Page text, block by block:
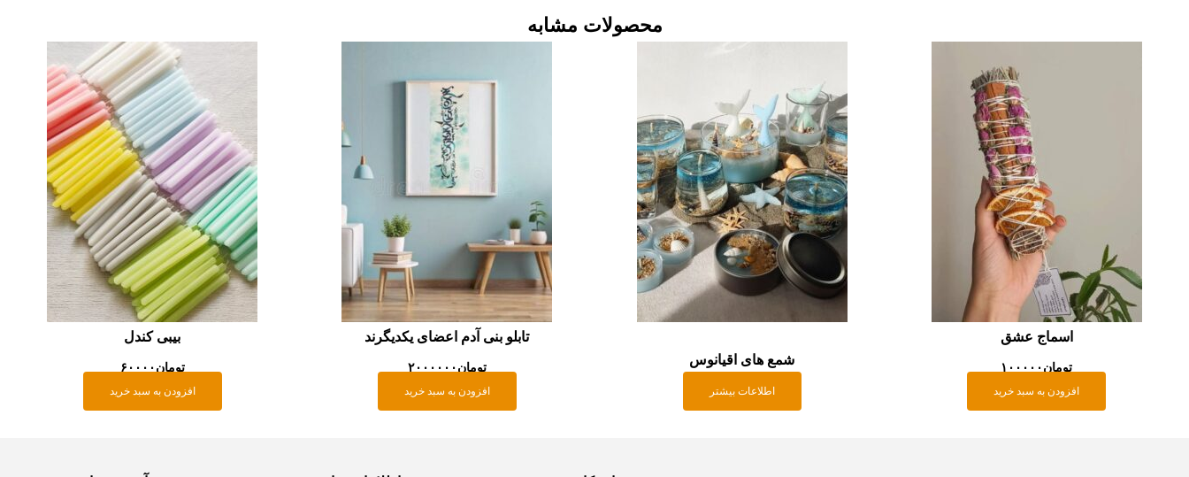
محصولات مشابه
اسماج عشق
تومان۱۰۰۰۰۰
افزودن به سبد خرید
شمع های اقیانوس
اطلاعات بیشتر
تابلو بنی آدم اعضای یکدیگرند
تومان۲۰۰۰۰۰۰
افزودن به سبد خرید
بیبی کندل
تومان۶۰۰۰۰
افزودن به سبد خرید